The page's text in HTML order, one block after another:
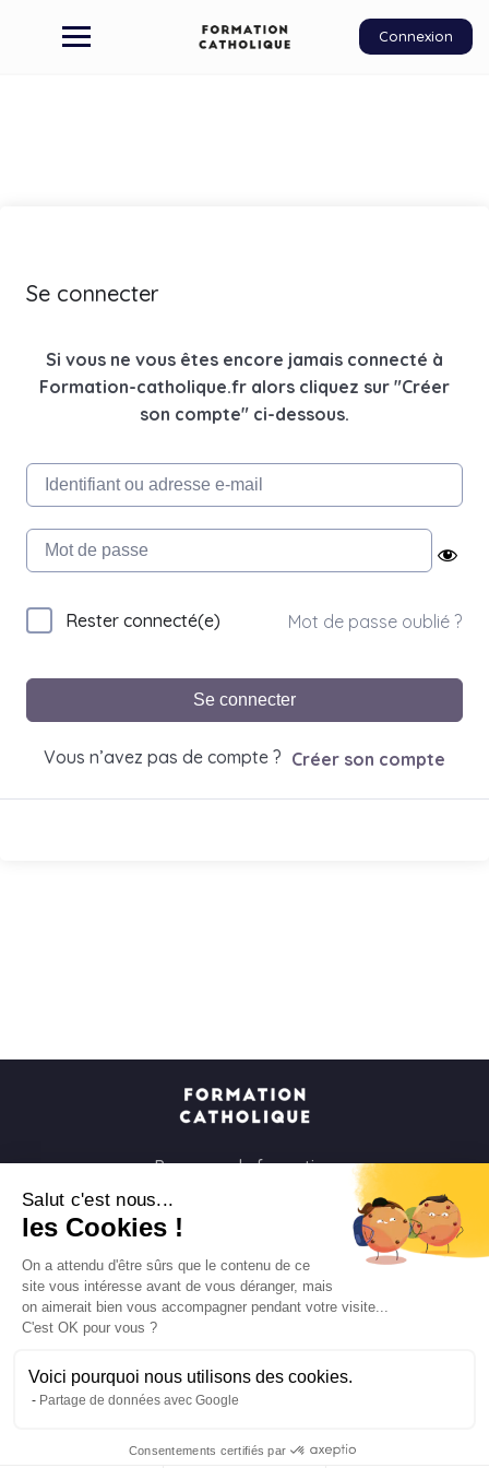
Salut c'est nous...
les Cookies !
On a attendu d'être sûrs que le contenu de ce
site vous intéresse avant de vous déranger, mais
on aimerait bien vous accompagner pendant votre visite...
C'est OK pour vous ?
Voici pourquoi nous utilisons des cookies.
Partage de données avec Google
Consentements certifiés par
Connexion
Se connecter
Si vous ne vous êtes encore jamais connecté à
Formation-catholique.fr alors cliquez sur "Créer
son compte" ci-dessous.
Rester connecté(e) Mot de passe oublié ?
Se connecter
Vous n’avez pas de compte ? Créer son compte
Parcours de formation
Parcours spirituels
Les groupes et paroisses
Mentions légales